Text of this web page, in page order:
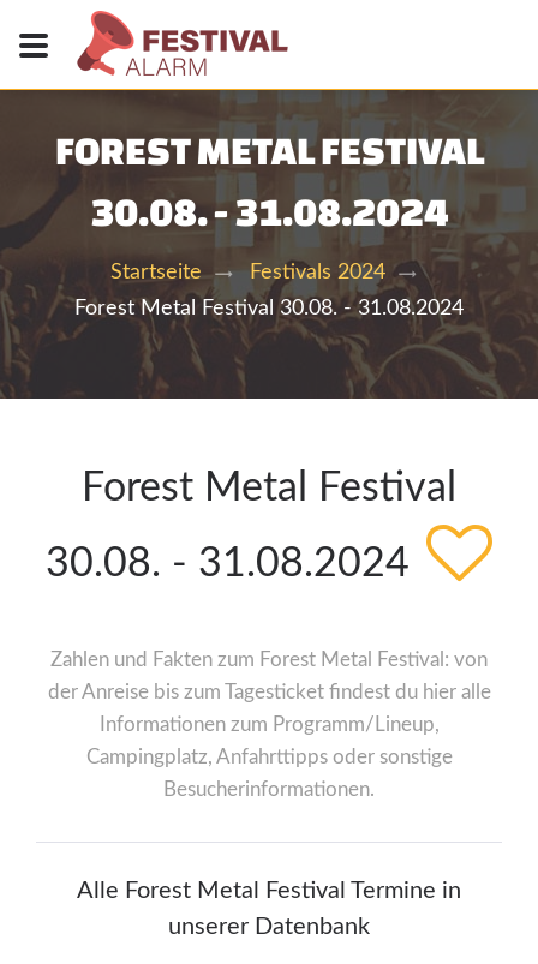
FOREST METAL FESTIVAL
30.08. - 31.08.2024
Startseite
Festivals 2024
Forest Metal Festival 30.08. - 31.08.2024
Forest Metal Festival
30.08. - 31.08.2024
Zahlen und Fakten zum Forest Metal Festival: von
der Anreise bis zum Tagesticket findest du hier alle
Informationen zum Programm/Lineup,
Campingplatz, Anfahrttipps oder sonstige
Besucherinformationen.
Alle Forest Metal Festival Termine in
unserer Datenbank